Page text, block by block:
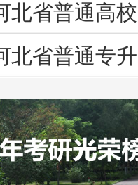
北省普通高校
北省普通专升